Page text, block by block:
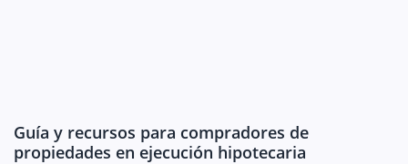
Guía y recursos para compradores de
propiedades en ejecución hipotecaria